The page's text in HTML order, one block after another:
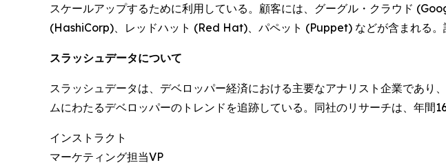
スケールアップするために利用している。顧客には、グーグル・クラウド
(HashiCorp)、レッドハット (Red Hat)、パペット (Puppet) などが含まれる。
スラッシュデータについて
スラッシュデータは、デベロッパー経済における主要なアナリスト企業であ
ムにわたるデベロッパーのトレンドを追跡している。同社のリサーチは、年間
インストラクト
マーケティング担当VP